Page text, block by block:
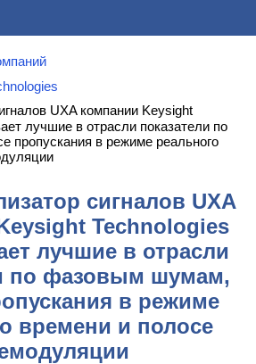
UXA компании Keysight
лучшие в отрасли показатели по
в режиме реального
сигналов UXA
Technologies
лучшие в отрасли
по фазовым шумам,
в режиме
времени и полосе